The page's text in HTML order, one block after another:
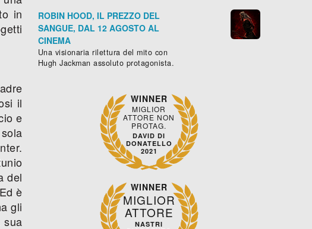
in
il
e
del
è
gli
ROBIN HOOD, IL PREZZO DEL
SANGUE, DAL 12 AGOSTO AL
CINEMA
Una visionaria rilettura del mito con
Hugh Jackman assoluto protagonista.
WINNER
MIGLIOR
ATTORE NON
PROTAG.
DAVID DI
DONATELLO
2021
WINNER
MIGLIOR
ATTORE
NASTRI